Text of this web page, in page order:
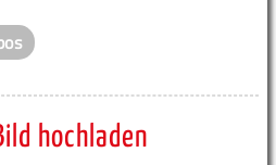
hochladen